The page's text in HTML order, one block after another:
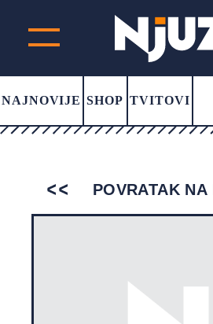
NAJNOVIJE SHOP TVITOVI
POVRATAK NA